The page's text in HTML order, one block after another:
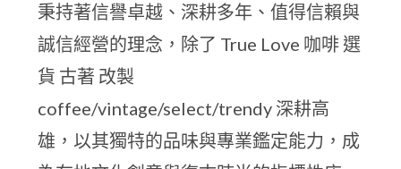
秉持著信譽卓越、深耕多年、值得信賴與
誠信經營的理念，除了 True Love 咖啡 選
貨 古著 改製
coffee/vintage/select/trendy 深耕高
雄，以其獨特的品味與專業鑑定能力，成